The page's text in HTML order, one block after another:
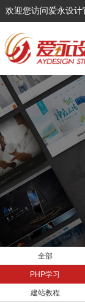
欢迎您访问爱永设计
全部
PHP学习
建站教程